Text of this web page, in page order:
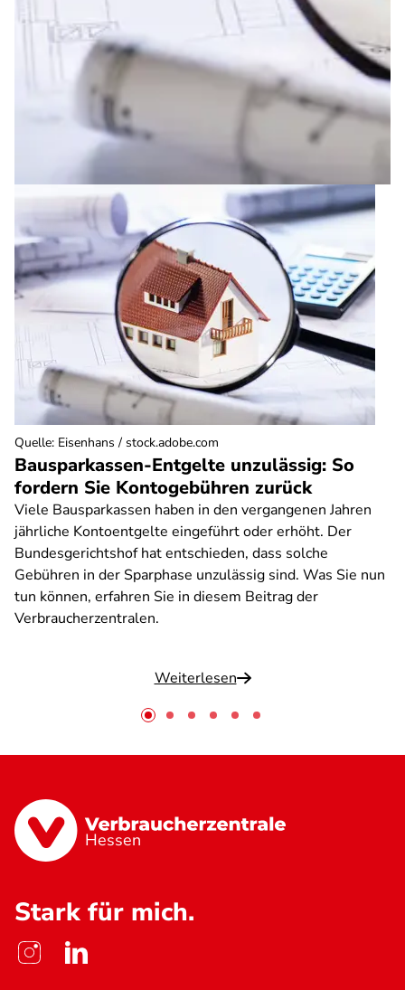
Bausparkassen-Entgelte unzulässig: So
fordern Sie Kontogebühren zurück
Viele Bausparkassen haben in den vergangenen Jahren
jährliche Kontoentgelte eingeführt oder erhöht. Der
Bundesgerichtshof hat entschieden, dass solche
Gebühren in der Sparphase unzulässig sind. Was Sie nun
tun können, erfahren Sie in diesem Beitrag der
Verbraucherzentralen.
Weiterlesen
Quelle: Eisenhans / stock.adobe.com
Hessen
Stark für mich.